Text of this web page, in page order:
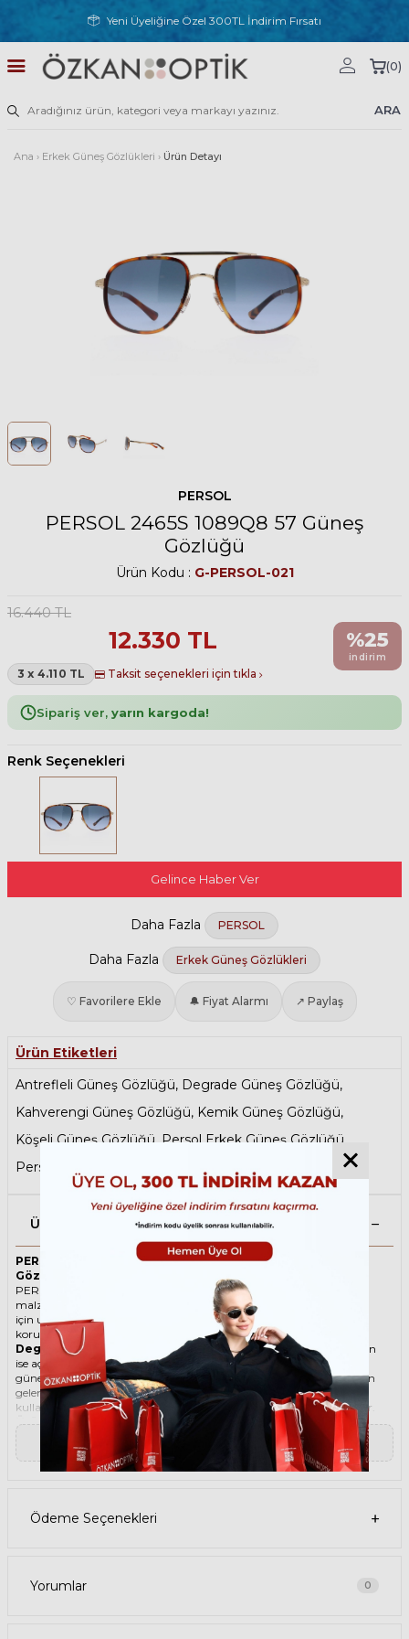
Yeni Üyeliğine Özel 300TL İndirim Fırsatı
ARA
(0)
Ana › Erkek Güneş Gözlükleri › Ürün Detayı
PERSOL
PERSOL 2465S 1089Q8 57 Güneş
Gözlüğü
Ürün Kodu : G-PERSOL-021
16.440TL
12.330 TL
3 x 4.110 TL Taksit seçenekleri için tıkla
%25
indirim
Sipariş ver, yarın kargoda!
Renk Seçenekleri
Gelince Haber Ver
Daha Fazla PERSOL
Daha Fazla Erkek Güneş Gözlükleri
♡ Favorilere Ekle 🔔 Fiyat Alarmı ↗ Paylaş
Ürün Etiketleri
Antrefleli Güneş Gözlüğü, Degrade Güneş Gözlüğü,
Kahverengi Güneş Gözlüğü, Kemik Güneş Gözlüğü,
Köşeli Güneş Gözlüğü,Persol Erkek Güneş Gözlüğü
Persol Kadın Güneş Gözlüğü
Ürün Açıklaması
PERSOL 2465S 1089Q8 57 Kahverengi Unisex Güneş
Gözlüğü
PERSOL ikonik Köşeli Asetat güneş gözlüğü, tarzı ve kaliteli
malzemesi ile göz alıcı bir aksesuar. Hem erkekler hem de kadınlar
için uygun olan bu güneş gözlüğü, güneşin zararlı ışınlarından
korunmanızı sağlarken, stilinizi de yansıtır.
Degradeli güneş gözlüğü , camın üst kısmının koyu, alt kısmının
ise açık renkli olduğu bir güneş gözlüğü türüdür. Bu sayede, hem
güneş ışınlarının yüzünüze çarpmasını engeller hem de alt kısımdan
gelen ışığı daha net görmenizi sağlar. Degradeli güneş gözlüğü
kullanmak, hem görüş kalitenizi artırır hem de göz sağlığınızı korur.
Ürün Faydaları
• PERSOL 2465S 1089Q8 57 Kahverengi Unisex güneş gözlüğü,
yüksek kaliteli Asetat çerçeveye ve Mineral lense sahiptir. Bu
malzemeler, güneş gözlüğünüzün uzun ömürlü, dayanıklı ve
UV koruması sunar. Bu sayede, gözlerinizi güneşin zararlı
ışınlarından korur ve göz sağlığınızı korur. Yeşil cam rengi, ışığı
• Kılıf
▼ Devamını Oku
Ödeme Seçenekleri
Yorumlar 0